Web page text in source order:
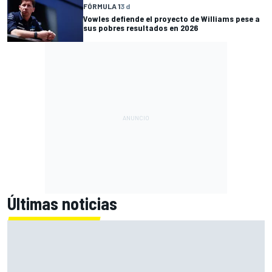
FÓRMULA 13 d
Vowles defiende el proyecto de Williams pese a
sus pobres resultados en 2026
Últimas noticias